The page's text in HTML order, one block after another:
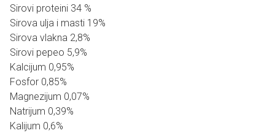
Sirovi proteini 34 %
Sirova ulja i masti 19%
Sirova vlakna 2,8%
Sirovi pepeo 5,9%
Kalcijum 0,95%
Fosfor 0,85%
Magnezijum 0,07%
Natrijum 0,39%
Kalijum 0,6%